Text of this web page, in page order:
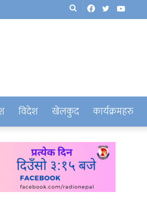
SearchFacebook
TwitterYouTube
विदेश खेलकुद कार्यक्रमहरु